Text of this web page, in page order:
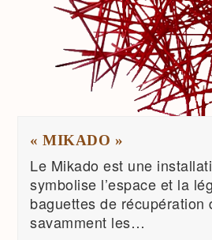
« MIKADO »
Le Mikado est une
symbolise l’espace et la
baguettes de récupération
savamment les…